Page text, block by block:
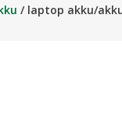
/ laptop akku/